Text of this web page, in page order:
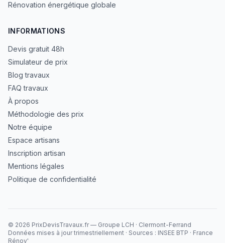
Rénovation énergétique globale
INFORMATIONS
Devis gratuit 48h
Simulateur de prix
Blog travaux
FAQ travaux
À propos
Méthodologie des prix
Notre équipe
Espace artisans
Inscription artisan
Mentions légales
Politique de confidentialité
© 2026 PrixDevisTravaux.fr — Groupe LCH · Clermont-Ferrand
Données mises à jour trimestriellement · Sources : INSEE BTP · France
Rénov'